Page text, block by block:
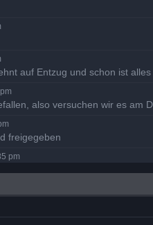
auf Entzug und schon ist alles
also versuchen wir es am
freigegeben
pm